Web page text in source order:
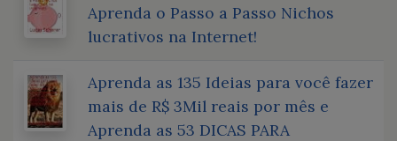
Aprenda o Passo a Passo Nichos
lucrativos na Internet!
Aprenda as 135 Ideias para você fazer
mais de R$ 3Mil reais por mês e
Aprenda as 53 DICAS PARA